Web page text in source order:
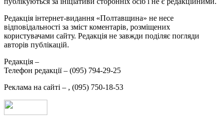
Редакція інтернет-видання «Полтавщина» не несе
відповідальності за зміст коментарів, розміщених
користувачами сайту. Редакція не завжди поділяє погляди
авторів публікацій.
Редакція –
Телефон редакції – (095) 794-29-25
Реклама на сайті – , (095) 750-18-53